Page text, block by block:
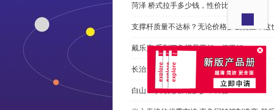
菏泽 桥式拉手多少钱，性价比高
支撑杆质量不达标？无论价格多么便宜，这
戴乐克 系列三角螺母不好，但更好
长治 外露式铰链、戴乐克和承诺戴乐克
白山 工具锁芯价格多少，科普